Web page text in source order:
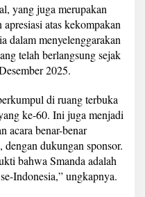
yang juga merupakan
atas kekompakan
dalam menyelenggarakan
telah berlangsung sejak
2025.
di ruang terbuka
ke-60. Ini juga menjadi
acara benar-benar
dukungan sponsor.
bahwa Smanda adalah
Indonesia,” ungkapnya.